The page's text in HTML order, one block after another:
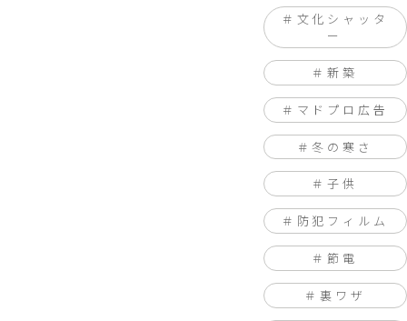
文化シャッタ
ー
新築
マドプロ広告
冬の寒さ
子供
防犯フィルム
節電
裏ワザ